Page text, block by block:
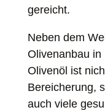
gereicht.
Neben dem
Olivenanbau in
Olivenöl ist
Bereicherung,
auch viele